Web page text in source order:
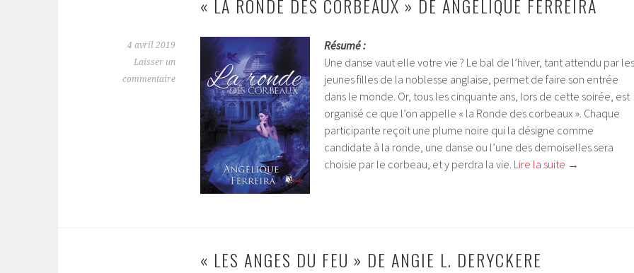
« LA RONDE DES CORBEAUX » DE ANGELIQUE FERREIRA
4 avril 2019
Laisser un
commentaire
Résumé :
Une danse vaut elle votre vie ? Le bal de l’hiver, tant attendu par les
jeunes filles de la noblesse anglaise, permet de faire son entrée
dans le monde. Or, tous les cinquante ans, lors de cette soirée, est
organisé ce que l’on appelle « la Ronde des corbeaux ». Chaque
participante reçoit une plume noire qui la désigne comme
candidate à la ronde, une danse ou l’une des demoiselles sera
choisie par le corbeau, et y perdra la vie. Lire la suite →
« LES ANGES DU FEU » DE ANGIE L. DERYCKERE